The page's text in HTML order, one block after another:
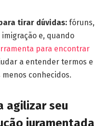
tirar dúvidas: fóruns,
e, quando
para encontrar
a entender termos e
conhecidos.
agilizar seu
juramentada